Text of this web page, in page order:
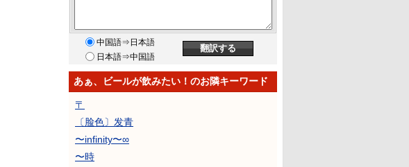
中国語⇒日本語
日本語⇒中国語
あぁ、ビールが飲みたい！のお隣キーワード
〒
〔脸色〕发青
〜infinity〜∞
〜時